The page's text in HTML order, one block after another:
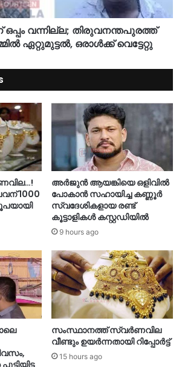
വന്നില്ല; തിരുവനന്തപുരത്ത്
ഏറ്റുമുട്ടല്‍, ഒരാള്‍ക്ക് വെട്ടേറ്റു
1000
അർജുൻ ആയങ്കിയെ ഒളിവില്‍
പോകാൻ സഹായിച്ച കണ്ണൂർ
സ്വദേശികളായ രണ്ട്
കൂട്ടാളികൾ കസ്റ്റഡിയിൽ
9 hours ago
സംസ്ഥാനത്ത് സ്വർണവില
വീണ്ടും ഉയർന്നതായി റിപ്പോർട്ട്
15 hours ago